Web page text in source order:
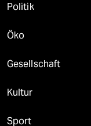
Politik
Öko
Gesellschaft
Kultur
Sport